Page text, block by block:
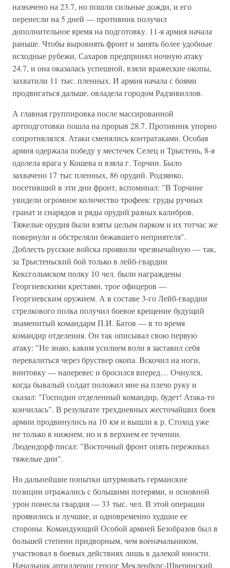
назначено на 23.7, но пошли сильные дожди, и его
перенесли на 5 дней — противник получил
дополнительное время на подготовку. 11-я армия начала
раньше. Чтобы выровнять фронт и занять более удобные
исходные рубежи, Сахаров предпринял ночную атаку
24.7, и она оказалась успешной, взяли вражеские окопы,
захватили 11 тыс. пленных. И армия начала с боями
продвигаться дальше, овладела городом Радзивиллов.
А главная группировка после массированной
артподготовки пошла на прорыв 28.7. Противник упорно
сопротивлялся. Атаки сменялись контратаками. Особая
армия одержала победу у местечек Селец и Трыстень, 8-я
одолела врага у Кошева и взяла г. Торчин. Было
захвачено 17 тыс пленных, 86 орудий. Родзянко,
посетивший в эти дни фронт, вспоминал: "В Торчине
увидели огромное количество трофеев: груды ручных
гранат и снарядов и ряды орудий разных калибров.
Тяжелые орудия были взяты целым парком и их тотчас же
повернули и обстреляли бежавшего неприятеля".
Доблесть русские войска проявили чрезвычайную — так,
за Трыстеньский бой только в лейб-гвардии
Кексгольмском полку 10 чел. были награждены
Георгиевскими крестами, трое офицеров —
Георгиевским оружием. А в составе 3-го Лейб-гвардии
стрелкового полка получил боевое крещение будущий
знаменитый командарм П.И. Батов — в то время
командир отделения. Он так описывал свою первую
атаку: "Не знаю, каким усилием воли я заставил себя
перевалиться через бруствер окопа. Вскочил на ноги,
винтовку — наперевес и бросился вперед… Очнулся,
когда бывалый солдат положил мне на плечо руку и
сказал: "Господин отделенный командир, будет! Атака-то
кончилась". В результате трехдневных жесточайших боев
армии продвинулись на 10 км и вышли к р. Стоход уже
не только в нижнем, но и в верхнем ее течении.
Людендорф писал: "Восточный фронт опять переживал
тяжелые дни".
Но дальнейшие попытки штурмовать германские
позиции отражались с большими потерями, и основной
урон понесла гвардия — 33 тыс. чел. В этой операции
проявились и лучшие, и одновременно худшие ее
стороны. Командующий Особой армией Безобразов был в
большей степени придворным, чем военачальником,
участвовал в боевых действиях лишь в далекой юности.
Начальник артиллерии герцог Мекленбург-Шверинский,